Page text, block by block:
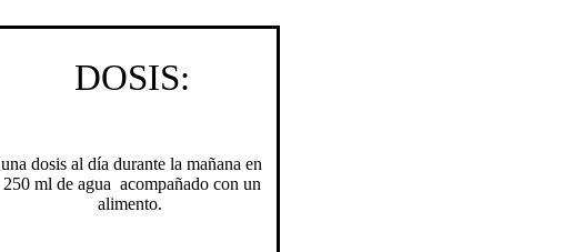
DOSIS:
una dosis al día durante la mañana en
250 ml de agua acompañado con un
alimento.